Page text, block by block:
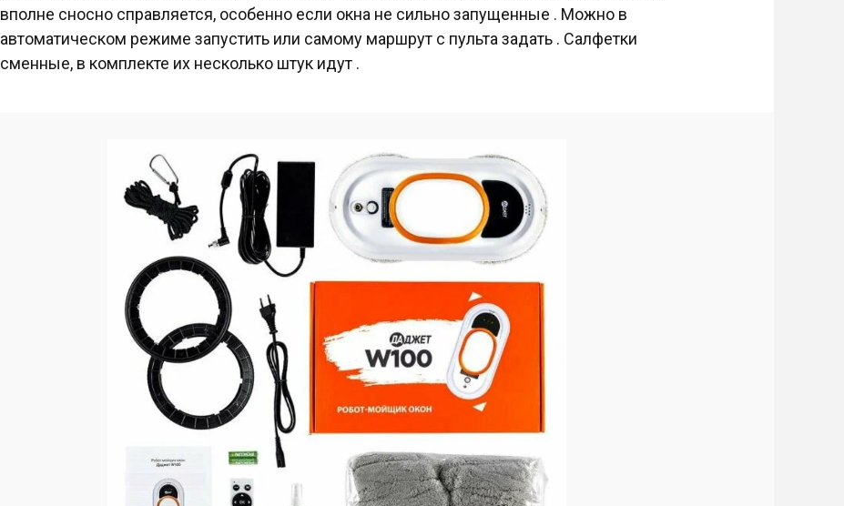
вполне сносно справляется, особенно если окна не сильно запущенные . Можно в
автоматическом режиме запустить или самому маршрут с пульта задать . Салфетки
сменные, в комплекте их несколько штук идут .